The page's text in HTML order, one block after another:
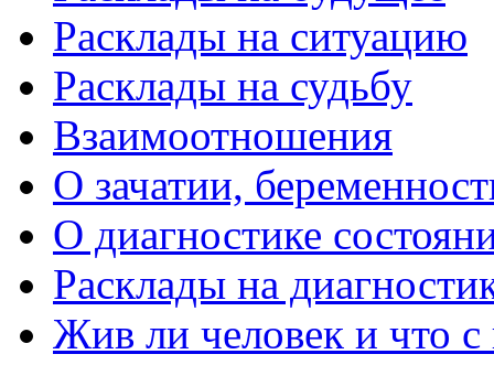
Расклады на ситуацию
Расклады на судьбу
Взаимоотношения
О зачатии,
О диагностике
Расклады на
Жив ли человек и что